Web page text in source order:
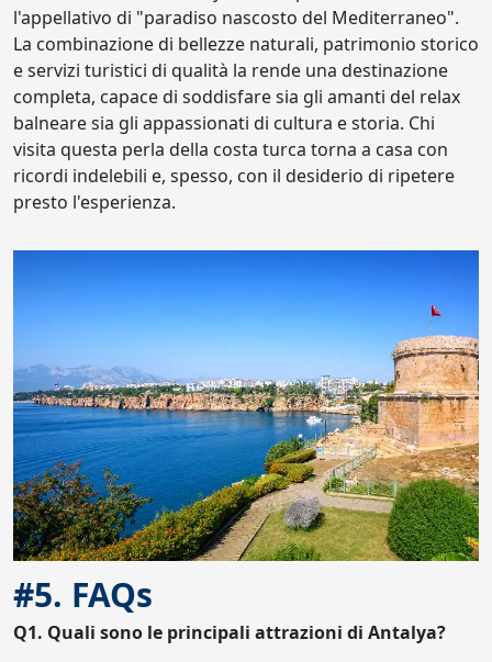
l'appellativo di "paradiso nascosto del Mediterraneo".
La combinazione di bellezze naturali, patrimonio storico
e servizi turistici di qualità la rende una destinazione
completa, capace di soddisfare sia gli amanti del relax
balneare sia gli appassionati di cultura e storia. Chi
visita questa perla della costa turca torna a casa con
ricordi indelebili e, spesso, con il desiderio di ripetere
presto l'esperienza.
#5. FAQs
Q1. Quali sono le principali attrazioni di Antalya?